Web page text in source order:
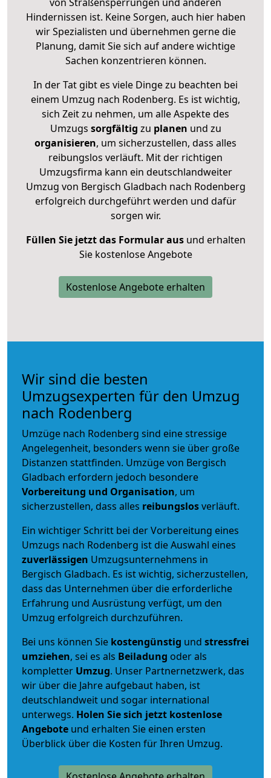
Hindernissen ist. Keine Sorgen, auch hier haben
wir Spezialisten und übernehmen gerne die
Planung, damit Sie sich auf andere wichtige
Sachen konzentrieren können.
In der Tat gibt es viele Dinge zu beachten bei
einem Umzug nach Rodenberg. Es ist wichtig,
sich Zeit zu nehmen, um alle Aspekte des
Umzugs sorgfältig zu planen und zu
organisieren, um sicherzustellen, dass alles
reibungslos verläuft. Mit der richtigen
Umzugsfirma kann ein deutschlandweiter
Umzug von Bergisch Gladbach nach Rodenberg
erfolgreich durchgeführt werden und dafür
sorgen wir.
Füllen Sie jetzt das Formular ausund erhalten
Sie kostenlose Angebote
Kostenlose Angebote erhalten
Wir sind die besten
Umzugsexperten für den Umzug
nach Rodenberg
Umzüge nach Rodenberg sind eine stressige
Angelegenheit, besonders wenn sie über große
Distanzen stattfinden. Umzüge von Bergisch
Gladbach erfordern jedoch besondere
Vorbereitung und Organisation, um
sicherzustellen, dass alles reibungslosverläuft.
Ein wichtiger Schritt bei der Vorbereitung eines
Umzugs nach Rodenberg ist die Auswahl eines
zuverlässigen Umzugsunternehmens in
Bergisch Gladbach. Es ist wichtig, sicherzustellen,
dass das Unternehmen über die erforderliche
Erfahrung und Ausrüstung verfügt, um den
Umzug erfolgreich durchzuführen.
Bei uns können Sie kostengünstig und stressfrei
umziehen, sei es als Beiladung oder als
kompletter Umzug. Unser Partnernetzwerk, das
wir über die Jahre aufgebaut haben, ist
deutschlandweit und sogar international
unterwegs. Holen Sie sich jetzt kostenlose
Angebote und erhalten Sie einen ersten
Überblick über die Kosten für Ihren Umzug.